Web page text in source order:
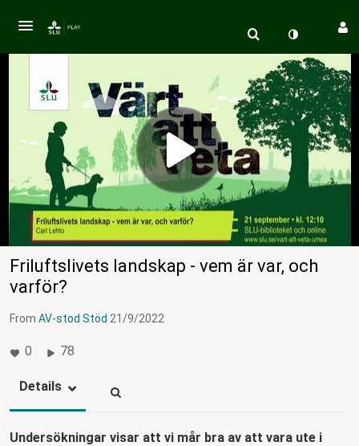
Friluftslivets landskap - vem är var, och
varför?
From AV-stod Stöd 21/9/2022
0 78
Details
Undersökningar visar att vi mår bra av att vara ute i